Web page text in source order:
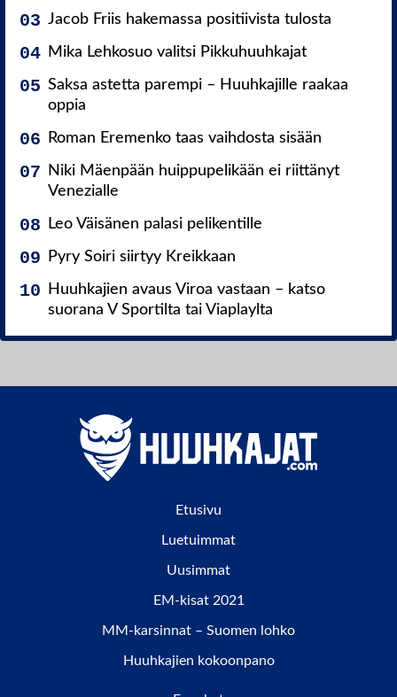
Jacob Friis hakemassa positiivista tulosta
Mika Lehkosuo valitsi Pikkuhuuhkajat
Saksa astetta parempi – Huuhkajille raakaa
oppia
Roman Eremenko taas vaihdosta sisään
Niki Mäenpään huippupelikään ei riittänyt
Venezialle
Leo Väisänen palasi pelikentille
Pyry Soiri siirtyy Kreikkaan
Huuhkajien avaus Viroa vastaan – katso
suorana V Sportilta tai Viaplaylta
Etusivu
Luetuimmat
Uusimmat
EM-kisat 2021
MM-karsinnat – Suomen lohko
Huuhkajien kokoonpano